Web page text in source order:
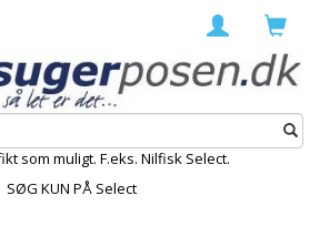
som muligt. F.eks. Nilfisk Select.
SØG KUN PÅ Select